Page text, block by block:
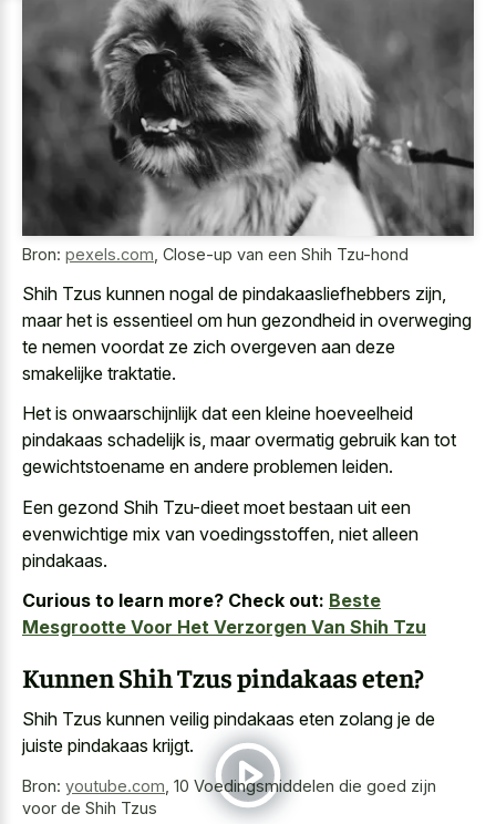
Bron: pexels.com Close-up van een Shih Tzu-hond
Shih Tzus kunnen nogal de pindakaasliefhebbers zijn,
maar het is essentieel om hun gezondheid in overweging
te nemen voordat ze zich overgeven aan deze
smakelijke traktatie.
Het is onwaarschijnlijk dat een kleine hoeveelheid
pindakaas schadelijk is, maar overmatig gebruik kan tot
gewichtstoename en andere problemen leiden.
Een gezond Shih Tzu-dieet moet bestaan uit een
evenwichtige mix van voedingsstoffen, niet alleen
pindakaas.
Curious to learn more? Check out: Beste
Mesgrootte Voor Het Verzorgen Van Shih Tzu
Kunnen Shih Tzus pindakaas eten?
Shih Tzus kunnen veilig pindakaas eten zolang je de
juiste pindakaas krijgt.
Bron: youtube.com 10 Voedingsmiddelen die goed zijn
voor de Shih Tzus